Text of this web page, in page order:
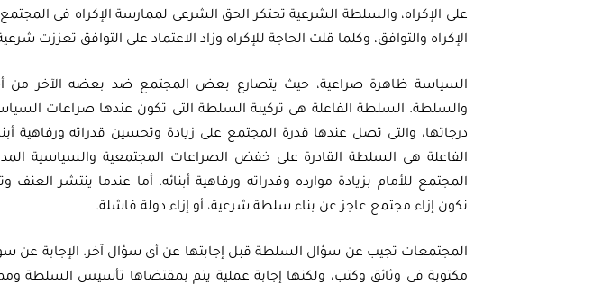
على الإكراه، والسلطة الشرعية تحتكر الحق الشرعى لممارسة الإكراه فى
الإكراه والتوافق، وكلما قلت الحاجة للإكراه وزاد الاعتماد على التوافق تعززت
السياسة ظاهرة صراعية، حيث يتصارع بعض المجتمع ضد بعضه الآخر من
والسلطة. السلطة الفاعلة هى تركيبة السلطة التى تكون عندها صراعات
درجاتها، والتى تصل عندها قدرة المجتمع على زيادة وتحسين قدراته ورفاهية
الفاعلة هى السلطة القادرة على خفض الصراعات المجتمعية والسياسية
المجتمع للأمام بزيادة موارده وقدراته ورفاهية أبنائه. أما عندما ينتشر
نكون إزاء مجتمع عاجز عن بناء سلطة شرعية، أو إزاء دولة فاشلة.
المجتمعات تجيب عن سؤال السلطة قبل إجابتها عن أى سؤال آخر. الإجابة عن
مكتوبة فى وثائق وكتب، ولكنها إجابة عملية يتم بمقتضاها تأسيس السلطة